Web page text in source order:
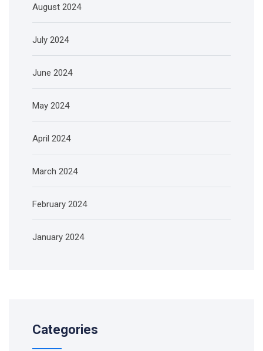
August 2024
July 2024
June 2024
May 2024
April 2024
March 2024
February 2024
January 2024
Categories